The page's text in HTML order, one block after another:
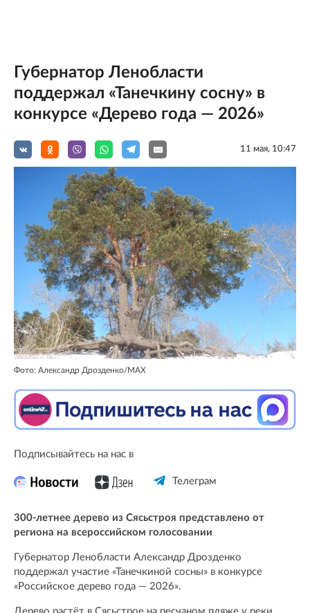
Губернатор Ленобласти
поддержал «Танечкину сосну» в
конкурсе «Дерево года — 2026»
11 мая, 10:47
Фото: Александр Дрозденко/MAX
Подписывайтесь на нас в
Телеграм
300-летнее дерево из Сясьстроя представлено от
региона на всероссийском голосовании
Губернатор Ленобласти Александр Дрозденко
поддержал участие «Танечкиной сосны» в конкурсе
«Российское дерево года — 2026».